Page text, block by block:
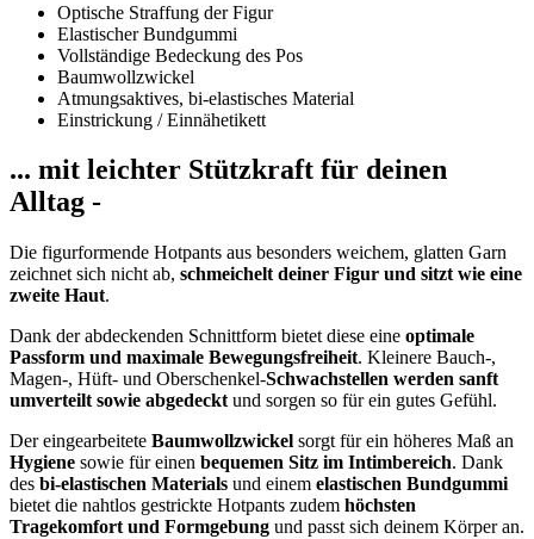
Optische Straffung der Figur
Elastischer Bundgummi
Vollständige Bedeckung des Pos
Baumwollzwickel
Atmungsaktives, bi-elastisches Material
Einstrickung / Einnähetikett
... mit leichter Stützkraft für deinen
Alltag -
Die figurformende Hotpants aus besonders weichem, glatten Garn
zeichnet sich nicht ab, schmeichelt deiner Figur und sitzt wie eine
zweite Haut.
Dank der abdeckenden Schnittform bietet diese eine optimale
Passform und maximale Bewegungsfreiheit. Kleinere Bauch-,
Magen-, Hüft- und Oberschenkel-Schwachstellen werden sanft
umverteilt sowie abgedeckt und sorgen so für ein gutes Gefühl.
Der eingearbeitete Baumwollzwickel sorgt für ein höheres Maß an
Hygiene sowie für einen bequemen Sitz im Intimbereich. Dank
des bi-elastischen Materials und einem elastischen Bundgummi
bietet die nahtlos gestrickte Hotpants zudem höchsten
Tragekomfort und Formgebung und passt sich deinem Körper an.